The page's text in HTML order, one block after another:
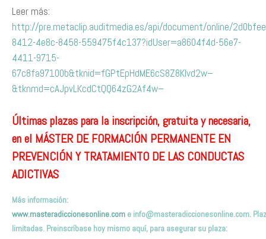
Leer más:
http://pre.metaclip.auditmedia.es/api/document/online/
8412-4e8c-8458-559475f4c137?idUser=a8604f4d-56e7-
4411-9715-
67c8fa97100b&tknid=fGPtEpHdME6cS8Z8Klvd2w–
&tknmd=cAJpvLKcdCtQQ64zG2Af4w–
Últimas plazas para la inscripción, gratuita y necesaria,
en el MÁSTER DE FORMACIÓN PERMANENTE EN
PREVENCIÓN Y TRATAMIENTO DE LAS CONDUCTAS
ADICTIVAS
Más información:
www.masteradiccionesonline.com e info@masteradiccionesonline.com.
limitadas. Preinscríbase hoy mismo aquí, para asegurar su plaza: